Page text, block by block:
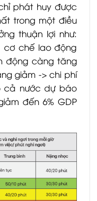
phát huy được
trong một điều
thuận lợi như:
cơ chế lao động
động càng tăng
giảm -> chi phí
cả nước dự báo
đến 6% GDP